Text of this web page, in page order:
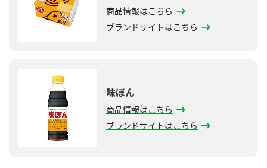
商品情報はこちら
ブランドサイトはこちら
味ぽん
商品情報はこちら
ブランドサイトはこちら